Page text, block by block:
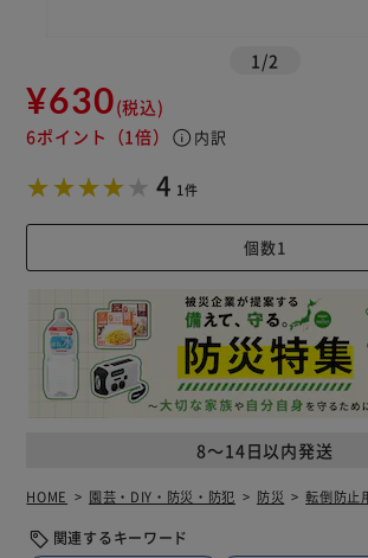
1 /2
¥630(税込)
6ポイント （1倍） info 内訳
4 1件
8～14日以内発送
HOME 園芸・DIY・防災・防犯 防災 転倒防止
関連するキーワード